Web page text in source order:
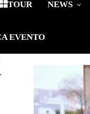
TOUR NEWS
EVENTO